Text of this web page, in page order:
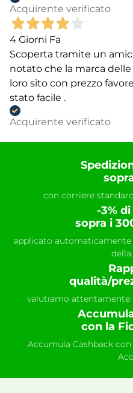
Acquirente verificato
4 Giorni Fa
Scoperta tramite un
notato che la marca
loro sito con prezzo
stato facile .
Acquirente verificato
con corriere
-3%
sopra i
applicato
qualità/
valutiamo
con la
Accumula Cashback